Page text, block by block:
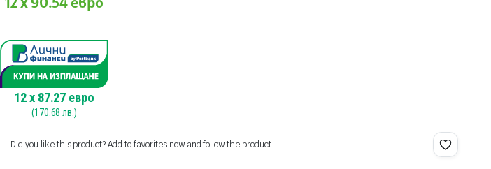
12 x 90.54 евро
12x 87.27 евро
(170.68 лв.)
Did you like this product? Add to favorites now and follow the product.